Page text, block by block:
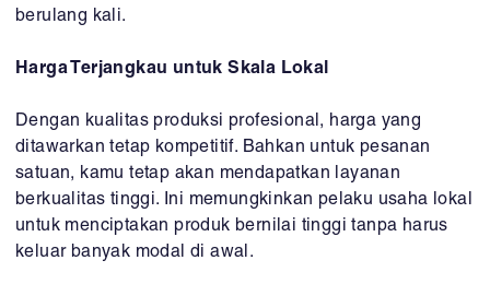
berulang kali.
Harga Terjangkau untuk Skala Lokal
Dengan kualitas produksi profesional, harga yang
ditawarkan tetap kompetitif. Bahkan untuk pesanan
satuan, kamu tetap akan mendapatkan layanan
berkualitas tinggi. Ini memungkinkan pelaku usaha lokal
untuk menciptakan produk bernilai tinggi tanpa harus
keluar banyak modal di awal.